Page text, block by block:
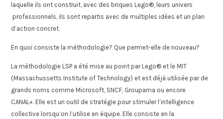
laquelle ils ont construit, avec des briques Lego®, leurs univers
professionnels, ils sont repartis avec de multiples idées et un plan
d’action concret.
En quoi consiste la méthodologie? Que permet-elle de nouveau?
La méthodologie LSP a été mise au point par Lego® et le MIT
(Massachussetts Institute of Technology) et est déjà utilisée par de
grands noms comme Microsoft, SNCF, Groupama ou encore
CANAL+. Elle est un outil de stratégie pour stimuler l’intelligence
collective lorsqu’on l’utilise en équipe. Elle consiste en la